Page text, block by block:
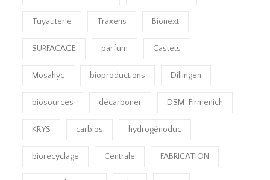
Tuyauterie Traxens Bionext
SURFACAGE parfum Castets
Mosahyc bioproductions Dillingen
biosources décarboner DSM-Firmenich
KRYS carbios hydrogénoduc
biorecyclage Centrale FABRICATION